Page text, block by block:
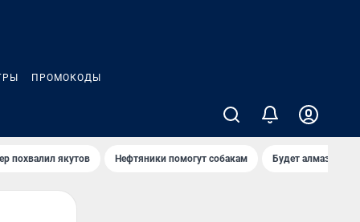
ПРОМОКОДЫ
похвалил якутов Нефтяники помогут собакам Будет алмазный